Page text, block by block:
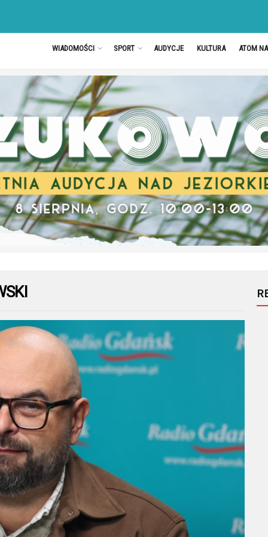
WIADOMOŚCI SPORT AUDYCJE KULTURA ATOM